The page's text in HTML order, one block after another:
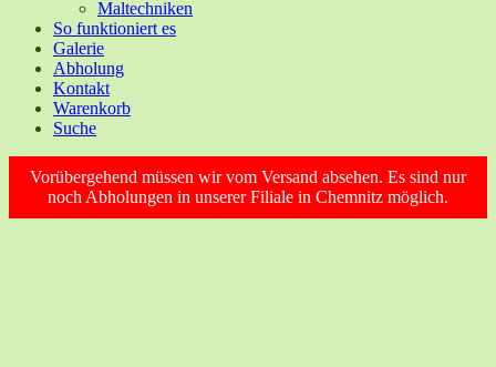
Maltechniken
So funktioniert es
Galerie
Abholung
Kontakt
Warenkorb
Suche
Vorübergehend müssen wir vom Versand absehen. Es sind nur
noch Abholungen in unserer Filiale in Chemnitz möglich.